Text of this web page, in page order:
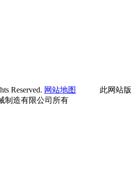
Reserved. 网站地图
此网站版
制造有限公司所有